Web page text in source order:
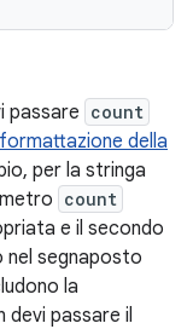
passare count
formattazione della
per la stringa
count
e il secondo
nel segnaposto
la
devi passare il